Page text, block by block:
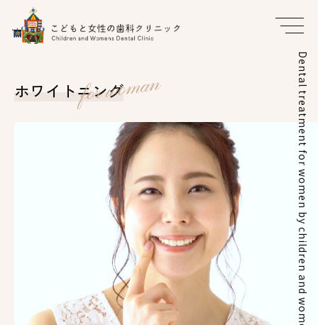
ホワイトニング
for woman Dental treatment for women by children and women dental clinic